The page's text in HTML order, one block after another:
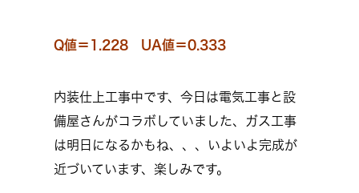
Q値＝1.228 UA値＝0.333
内装仕上工事中です、今日は電気工事と設
備屋さんがコラボしていました、ガス工事
は明日になるかもね、、、いよいよ完成が
近づいています、楽しみです。